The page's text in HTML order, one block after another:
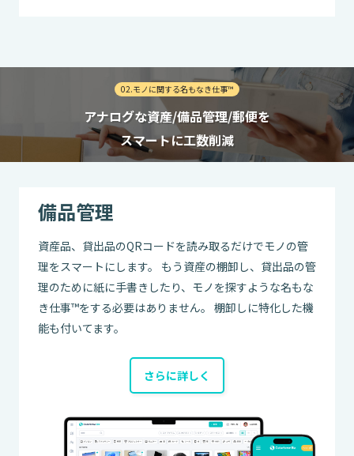
02.モノに関する名もなき仕事™
アナログな資産/備品管理/郵便を
スマートに工数削減
備品管理
資産品、貸出品のQRコードを読み取るだけでモノの管
理をスマートにします。 もう資産の棚卸し、貸出品の管
理のために紙に手書きしたり、モノを探すような名もな
き仕事™をする必要はありません。 棚卸しに特化した機
能も付いてます。
さらに詳しく